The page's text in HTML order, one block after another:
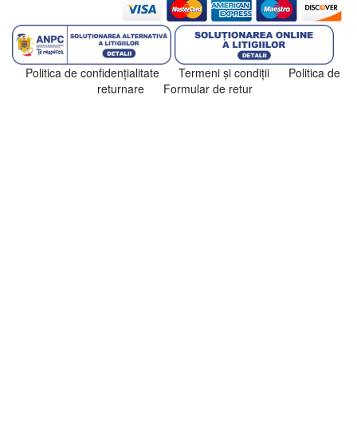
Politica de confidenţialitate Termeni şi condiţii
Politica de
returnare
Formular de retur